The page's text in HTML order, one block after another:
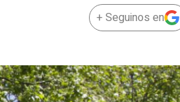
+ Seguinos en